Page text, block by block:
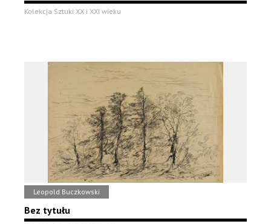
Kolekcja Sztuki XX i XXI wieku
Leopold Buczkowski
Bez tytułu